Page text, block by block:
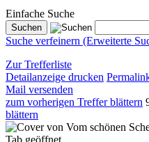
Einfache Suche
Suche verfeinern (Erweiterte
Zur Trefferliste
Detailanzeige drucken
Mail versenden
zum vorherigen Treffer blättern
blättern